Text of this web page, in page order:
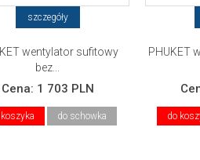
szczegóły
wentylator sufitowy
bez...
Cena: 1 703 PLN
do schowka
PHUKET
do